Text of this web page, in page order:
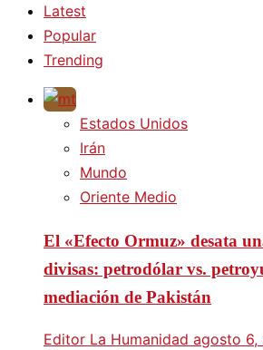
Latest
Popular
Trending
Estados Unidos
Irán
Mundo
Oriente Medio
El «Efecto Ormuz» desata
divisas: petrodólar vs.
mediación de Pakistán
Editor La Humanidad agosto 6,